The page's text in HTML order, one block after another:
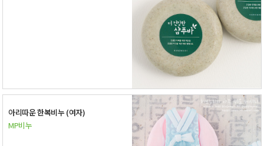
아리따운 한복비누 (여자)
MP비누